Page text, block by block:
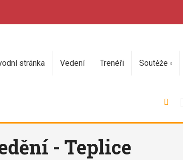
stránka Vedení Trenéři Soutěže
- Teplice